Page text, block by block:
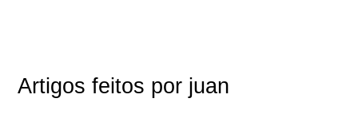
Artigos feitos por juan